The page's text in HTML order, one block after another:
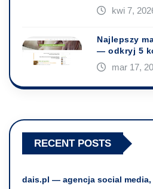
kwi 7,
Najlepszy
— odkryj 5
mar 17,
RECENT POSTS
dais.pl — agencja social